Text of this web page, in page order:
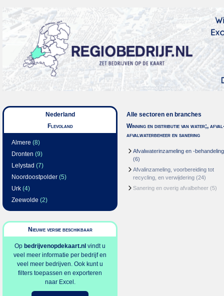
Nederland
Flevoland
Almere (8)
Dronten (9)
Lelystad (7)
Noordoostpolder (5)
Urk (4)
Zeewolde (2)
Nieuwe versie beschikbaar
Op bedrijvenopdekaart.nl vindt u
veel meer informatie per bedrijf en
veel meer bedrijven. Ook kunt u
filters toepassen en exporteren
naar Excel.
Alle sectoren en branches
Winning en distributie van water;,
afvalwaterbeheer en sanering
Afvalwaterinzameling en -behandeling
(6)
Afvalinzameling, voorbereiding tot
recycling, en verwijdering (24)
Sanering en overig afvalbeheer (5)